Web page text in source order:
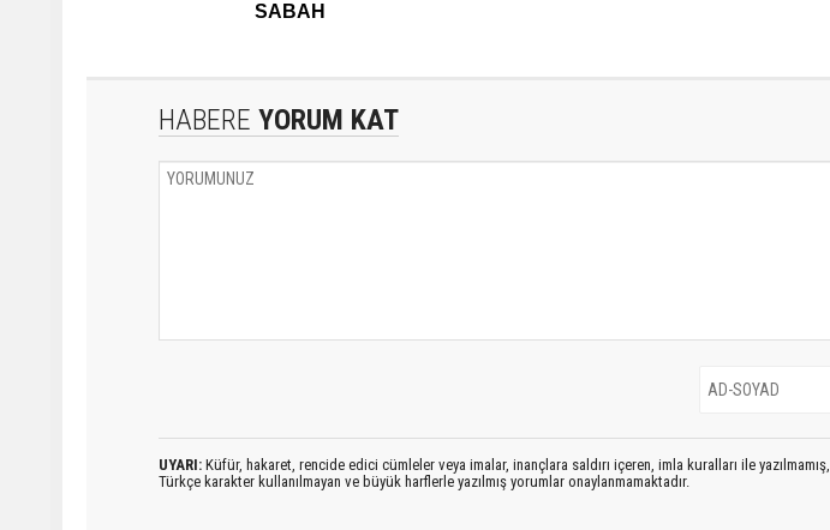
SABAH
HABERE YORUM KAT
UYARI: Küfür, hakaret, rencide edici cümleler veya imalar, inançlara saldırı içeren, imla kuralları ile yazılmamış,
Türkçe karakter kullanılmayan ve büyük harflerle yazılmış yorumlar onaylanmamaktadır.